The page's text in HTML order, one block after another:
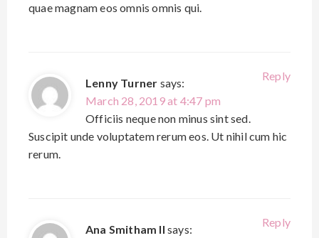
quae magnam eos omnis omnis qui.
Lenny Turner says:
March 28, 2019 at 4:47 pm
Officiis neque non minus sint sed.
Suscipit unde voluptatem rerum eos. Ut nihil cum hic
rerum.
Reply
Ana Smitham II says:
Reply